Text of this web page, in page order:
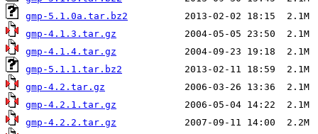
gmp-5.1.0a.tar.bz2
gmp-4.1.3.tar.gz
gmp-4.1.4.tar.gz
gmp-5.1.1.tar.bz2
gmp-4.2.tar.gz
gmp-4.2.1.tar.gz
gmp-4.2.2.tar.gz